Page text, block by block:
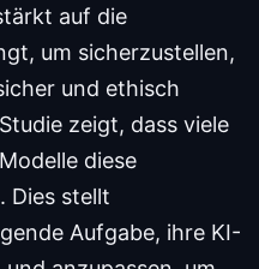
auf die
um sicherzustellen,
und ethisch
zeigt, dass viele
diese
Dies stellt
Aufgabe, ihre KI-